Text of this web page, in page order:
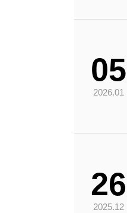
05
2026.01
26
2025.12